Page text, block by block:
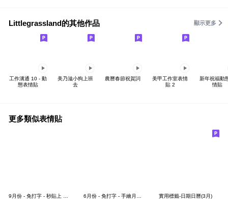
Littlegrassland的其他作品 顯示更多
工作溝通 10 - 動
態表情貼
美乃滋小狗上班
去
農曆春節祝賀詞
美甲工作室表情
貼 2
新年祝福動
情貼
更多類似表情貼
實用標籤-日期日曆(3月)